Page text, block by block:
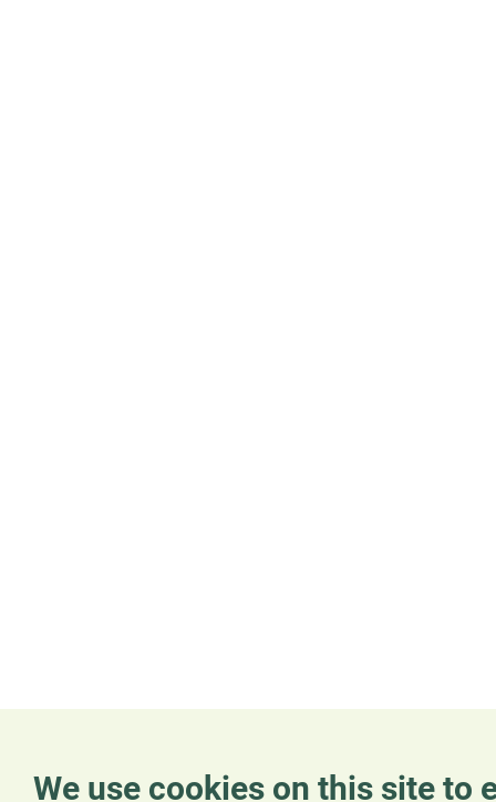
We use cookies on this site to